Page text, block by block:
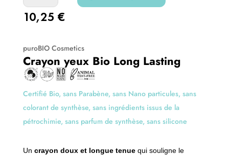
de
Crayon
Long
Lasting
t
e
:
10,25€
puroBIO Cosmetics
Crayon yeux Bio Long Lasting
Certifié Bio, sans Parabène, sans Nano particules, sans
colorant de synthèse, sans ingrédients issus de la
pétrochimie, sans parfum de synthèse, sans silicone
Un crayon doux et longue tenuequi souligne le